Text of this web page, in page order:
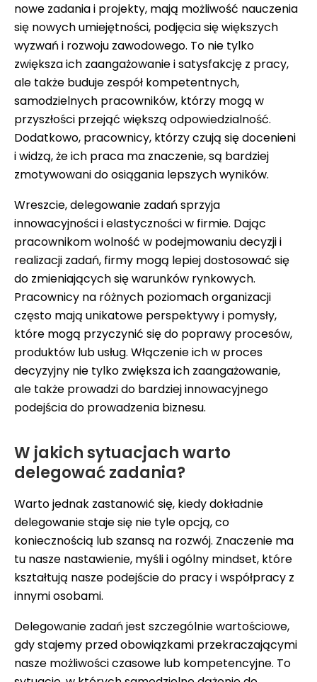
nowe zadania i projekty, mają możliwość nauczenia
się nowych umiejętności, podjęcia się większych
wyzwań i rozwoju zawodowego. To nie tylko
zwiększa ich zaangażowanie i satysfakcję z pracy,
ale także buduje zespół kompetentnych,
samodzielnych pracowników, którzy mogą w
przyszłości przejąć większą odpowiedzialność.
Dodatkowo, pracownicy, którzy czują się docenieni
i widzą, że ich praca ma znaczenie, są bardziej
zmotywowani do osiągania lepszych wyników.
Wreszcie, delegowanie zadań sprzyja
innowacyjności i elastyczności w firmie. Dając
pracownikom wolność w podejmowaniu decyzji i
realizacji zadań, firmy mogą lepiej dostosować się
do zmieniających się warunków rynkowych.
Pracownicy na różnych poziomach organizacji
często mają unikatowe perspektywy i pomysły,
które mogą przyczynić się do poprawy procesów,
produktów lub usług. Włączenie ich w proces
decyzyjny nie tylko zwiększa ich zaangażowanie,
ale także prowadzi do bardziej innowacyjnego
podejścia do prowadzenia biznesu.
W jakich sytuacjach warto
delegować zadania?
Warto jednak zastanowić się, kiedy dokładnie
delegowanie staje się nie tyle opcją, co
koniecznością lub szansą na rozwój. Znaczenie ma
tu nasze nastawienie, myśli i ogólny mindset, które
kształtują nasze podejście do pracy i współpracy z
innymi osobami.
Delegowanie zadań jest szczególnie wartościowe,
gdy stajemy przed obowiązkami przekraczającymi
nasze możliwości czasowe lub kompetencyjne. To